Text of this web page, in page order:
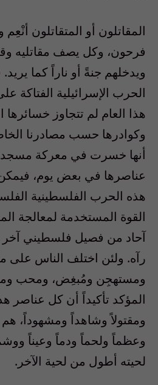
المقاتلون أو المتقاتلون
فرحون، وكل يصف مقاتليه
ويدخلهم جنةً أو ناراً كما
الحرب الإسرائيلية الفتاكة
هذا العام لم تتجاوز خسائرها
وكوادرها حسب مصادرنا
أنها خسرت في معركة مسجد
عناصرها في بعض يوم،
هذه الحرب الفلسطينية
القوة المستخدمة لمعالجة
آحاد من فصيل فلسطيني آخر
رآه. ولئن اختلف الناس على
ومستهجِن ومُبغِض، ومحب
المؤكد تأكيداً أن كل عناصر
ومقتولاً وشاهداً ومشهوداً،
وعظماً ولحماً ودماً وعيناً
لحيته أطول من لحية الآخر.